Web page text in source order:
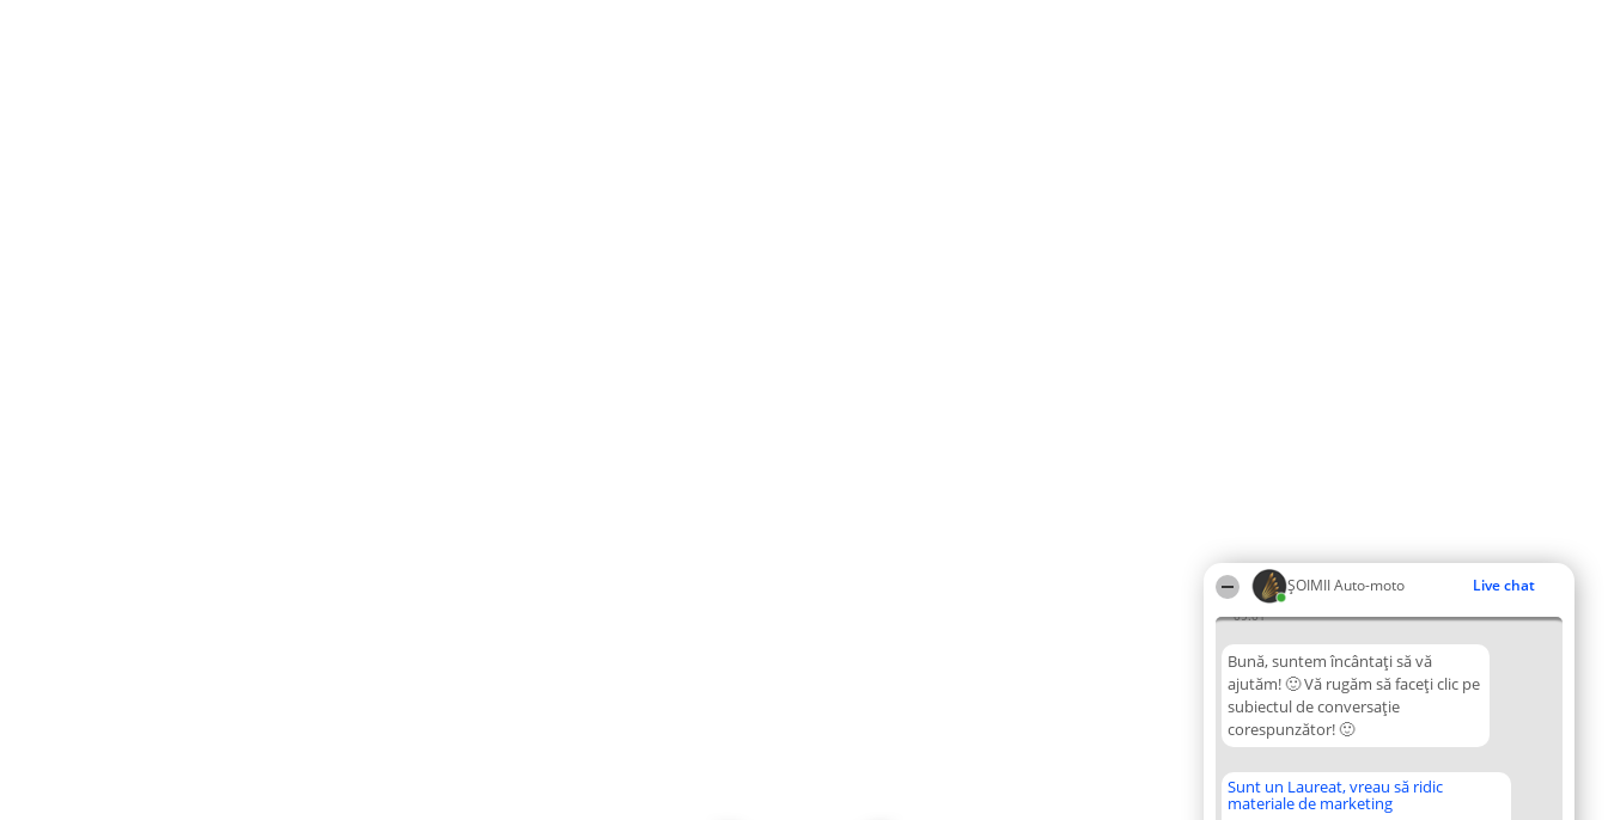
ȘOIMII Auto-moto Live chat
09:01
Bună, suntem încântați să vă
ajutăm! 🙂 Vă rugăm să faceți clic pe
subiectul de conversație
corespunzător! 🙂
Sunt un Laureat, vreau să ridic
materiale de marketing